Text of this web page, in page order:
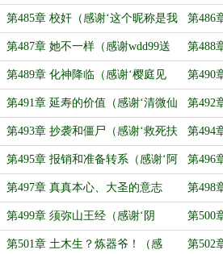
符’打赏盟主）
第485章 校奸（感谢‘这个昵称是我
睡前想的’打赏盟主）
第486
夜未央
第487章 她不一样（感谢wdd99送
好感符打钱送张羽送丝袜成盟主）
第488
第489章 化神降临（感谢‘樱庭见
月’打赏盟主）
第490
盟主）
第491章 延寿的价值（感谢‘清微仙
人’打赏盟主）
第492
天’打
第493章 抄袭和僵尸（感谢‘救死扶
伤的锤医生’打赏盟主）
第494
不起（
第495章 报销和准备转系（感谢‘阿
莉埃蒂’打赏盟主）
第496
第497章 真真本心、大圣的意志
（感谢‘过路秤子’打赏盟主）
第498
森’打
第499章 须弥山王经（感谢‘阴
月’成为盟主）
第500
指’成
第501章 土木生？炼器爷！（感 第502